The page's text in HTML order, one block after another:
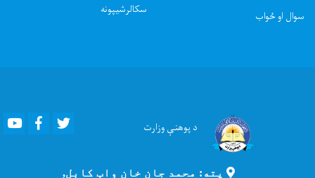
سوال او ځواب
سکالرشیپونه
د پوهنېوزارت Youtube Facebook
پته: محمد جان خان واټ کابل,